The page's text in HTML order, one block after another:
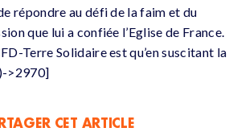
répondre au défi de la faim et du
que lui a confiée l’Eglise de France.
Terre Solidaire est qu’en suscitant la
>2970]
CET ARTICLE